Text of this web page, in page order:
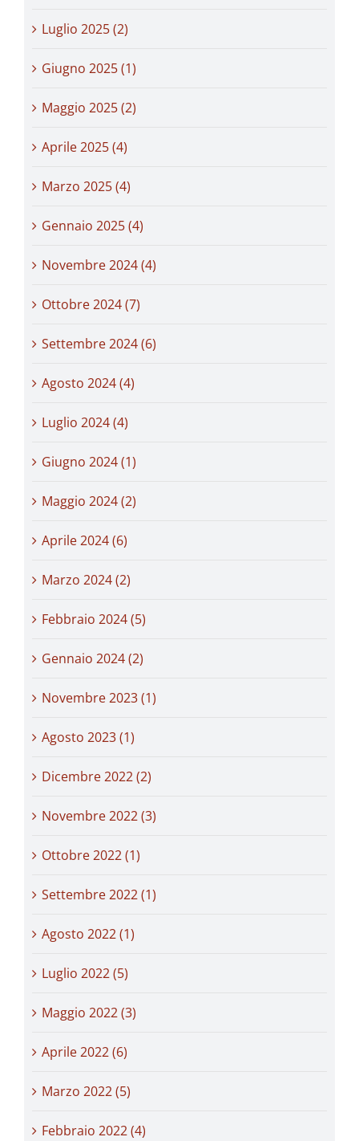
Luglio 2025 (2)
Giugno 2025 (1)
Maggio 2025 (2)
Aprile 2025 (4)
Marzo 2025 (4)
Gennaio 2025 (4)
Novembre 2024 (4)
Ottobre 2024 (7)
Settembre 2024 (6)
Agosto 2024 (4)
Luglio 2024 (4)
Giugno 2024 (1)
Maggio 2024 (2)
Aprile 2024 (6)
Marzo 2024 (2)
Febbraio 2024 (5)
Gennaio 2024 (2)
Novembre 2023 (1)
Agosto 2023 (1)
Dicembre 2022 (2)
Novembre 2022 (3)
Ottobre 2022 (1)
Settembre 2022 (1)
Agosto 2022 (1)
Luglio 2022 (5)
Maggio 2022 (3)
Aprile 2022 (6)
Marzo 2022 (5)
Febbraio 2022 (4)